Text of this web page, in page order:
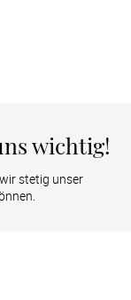
wichtig!
stetig unser